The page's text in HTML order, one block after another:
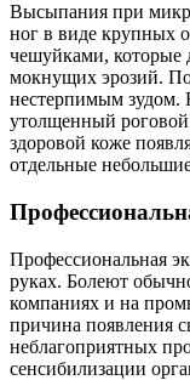
Высыпания при
ног в виде крупных
чешуйками, которые
мокнущих эрозий.
нестерпимым зудом.
утолщенный
здоровой коже
отдельные
Профессиональная
руках. Болеют
компаниях и на
причина появления
неблагоприятных
сенсибилизации